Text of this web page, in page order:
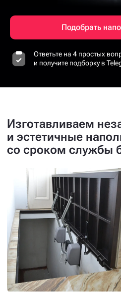
Подобрать
Ответьте на 4 простых
и получите подборку в
Изготавливаем
и эстетичные
со сроком службы